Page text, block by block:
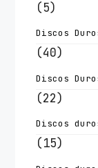
(5)
Discos
(40)
Discos
(22)
Discos
(15)